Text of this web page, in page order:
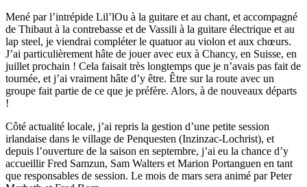
Mené par l’intrépide Lil’lOu à la guitare et au chant, et accompagné
de Thibaut à la contrebasse et de Vassili à la guitare électrique et au
lap steel, je viendrai compléter le quatuor au violon et aux chœurs.
J’ai particulièrement hâte de jouer avec eux à Chancy, en Suisse, en
juillet prochain ! Cela faisait très longtemps que je n’avais pas fait de
tournée, et j’ai vraiment hâte d’y être. Être sur la route avec un
groupe fait partie de ce que je préfère. Alors, à de nouveaux départs
!
Côté actualité locale, j’ai repris la gestion d’une petite session
irlandaise dans le village de Penquesten (Inzinzac-Lochrist), et
depuis l’ouverture de la saison en septembre, j’ai eu la chance d’y
accueillir Fred Samzun, Sam Walters et Marion Portanguen en tant
que responsables de session. Le mois de mars sera animé par Peter